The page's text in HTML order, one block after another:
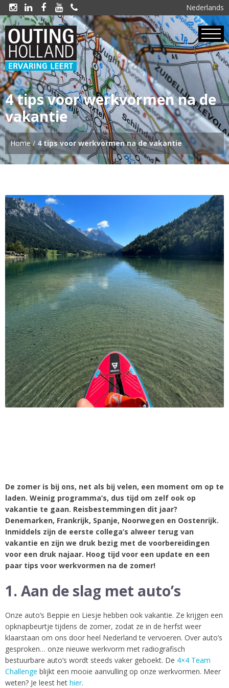
Nederlands
    
4 tips voor werkvormen na de
vakantie
Home/ 4 tips voor werkvormen na de vakantie
De zomer is bij ons, net als bij velen, een moment om op te
laden. Weinig programma’s, dus tijd om zelf ook op
vakantie te gaan. Reisbestemmingen dit jaar?
Denemarken, Frankrijk, Spanje, Noorwegen en Oostenrijk.
Inmiddels zijn de eerste collega’s alweer terug van
vakantie en zijn we druk bezig met de voorbereidingen
voor een druk najaar. Hoog tijd voor een update en een
paar tips voor werkvormen na de zomer!
1. Aan de slag met auto’s
Onze auto’s Beppie en Liesje hebben ook vakantie. Ze krijgen een
opknapbeurtje tijdens de zomer, zodat ze in de herfst weer
klaarstaan om ons door heel Nederland te vervoeren. Over auto’s
gesproken… onze nieuwe werkvorm met radiografisch
bestuurbare auto’s wordt steeds vaker geboekt. De 4×4 Team
Challenge blijkt een mooie aanvulling op onze werkvormen. Meer
weten? Je leest het hier.